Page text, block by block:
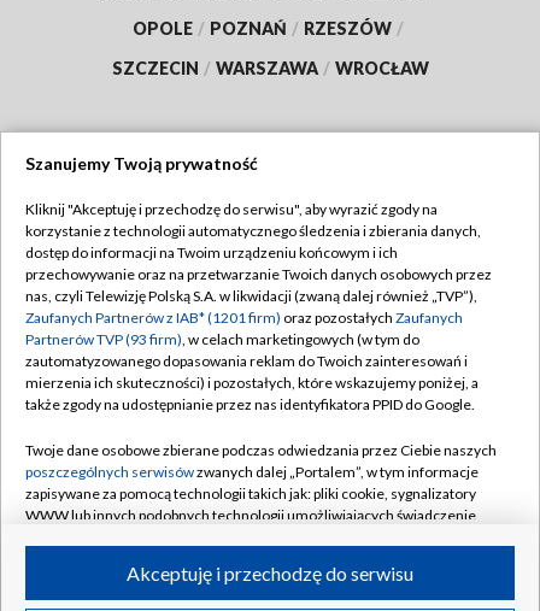
OPOLE / POZNAŃ / RZESZÓW /
SZCZECIN / WARSZAWA / WROCŁAW
TVP
Abonament TVP
Emisja w TVP
Centrum informacji TVP
Naziemna Telewizja Cyfrowa
Rada Programowa
System NOS
Informacje o nadawcy
Program dla prasy
Regulamin TVP
Polityka prywatności
Moje zgody
Pomoc
Kontakt
Kanały
Szanujemy Twoją prywatność
Kliknij "Akceptuję i przechodzę do serwisu", aby wyrazić zgody na
korzystanie z technologii automatycznego śledzenia i zbierania danych,
dostęp do informacji na Twoim urządzeniu końcowym i ich
przechowywanie oraz na przetwarzanie Twoich danych osobowych przez
nas, czyli Telewizję Polską S.A. w likwidacji (zwaną dalej również „TVP”),
Zaufanych Partnerów z IAB* (1201 firm) oraz pozostałych Zaufanych
Partnerów TVP (93 firm), w celach marketingowych (w tym do
zautomatyzowanego dopasowania reklam do Twoich zainteresowań i
mierzenia ich skuteczności) i pozostałych, które wskazujemy poniżej, a
także zgody na udostępnianie przez nas identyfikatora PPID do Google.
Twoje dane osobowe zbierane podczas odwiedzania przez Ciebie naszych
poszczególnych serwisówzwanych dalej „Portalem”, w tym informacje
zapisywane za pomocą technologii takich jak: pliki cookie, sygnalizatory
WWW lub innych podobnych technologii umożliwiających świadczenie
ruchu w Internecie.Akceptuję i przechodzę do serwisu